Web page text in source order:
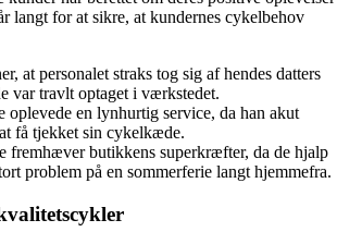
langt for at sikre, at kundernes cykelbehov
at personalet straks tog sig af hendes datters
var travlt optaget i værkstedet.
oplevede en lynhurtig service, da han akut
få tjekket sin cykelkæde.
fremhæver butikkens superkræfter, da de hjalp
problem på en sommerferie langt hjemmefra.